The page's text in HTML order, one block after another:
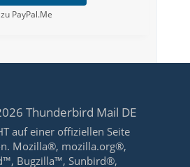
PayPal.Me
Thunderbird Mail DE
auf einer offiziellen Seite
Mozilla®, mozilla.org®,
Bugzilla™, Sunbird®,